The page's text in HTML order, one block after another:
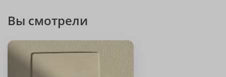
Вы смотрели